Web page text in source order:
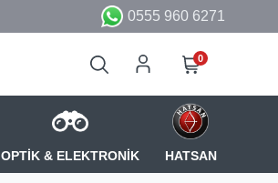
0555 960 6271
0
OPTİK & ELEKTRONİK HATSAN